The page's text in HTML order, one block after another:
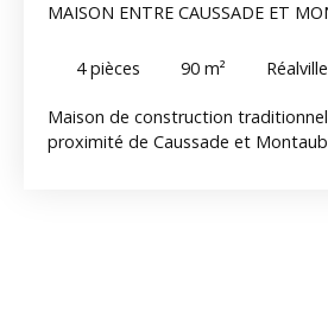
MAISON ENTRE CAUSSADE ET
4pièces 90 m²
Maison de construction
proximité de Caussade et